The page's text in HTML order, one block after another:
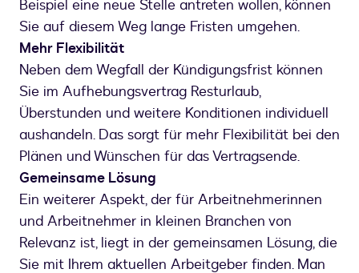
Beispiel eine neue Stelle antreten wollen, können
Sie auf diesem Weg lange Fristen umgehen.
Mehr Flexibilität
Neben dem Wegfall der Kündigungsfrist können
Sie im Aufhebungsvertrag Resturlaub,
Überstunden und weitere Konditionen individuell
aushandeln. Das sorgt für mehr Flexibilität bei den
Plänen und Wünschen für das Vertragsende.
Gemeinsame Lösung
Ein weiterer Aspekt, der für Arbeitnehmerinnen
und Arbeitnehmer in kleinen Branchen von
Relevanz ist, liegt in der gemeinsamen Lösung, die
Sie mit Ihrem aktuellen Arbeitgeber finden. Man